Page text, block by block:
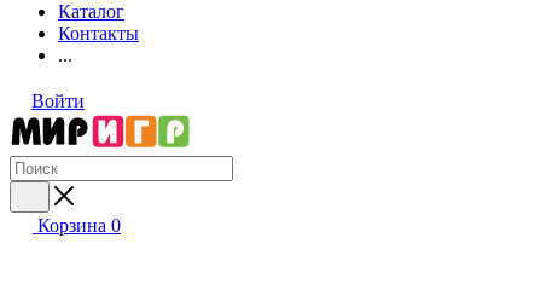
Каталог
Контакты
...
Войти
Корзина 0